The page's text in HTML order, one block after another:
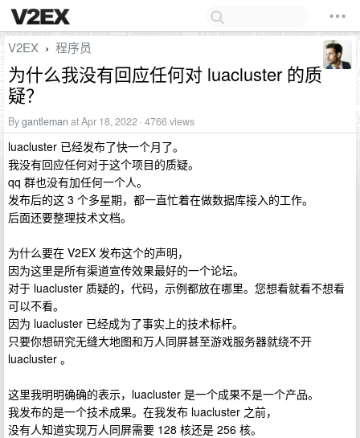
V2EX › 程序员
为什么我没有回应任何对 luacluster 的质
疑？
Bygantleman at Apr 18, 2022 · 4766 views
luacluster 已经发布了快一个月了。
我没有回应任何对于这个项目的质疑。
qq 群也没有加任何一个人。
发布后的这 3 个多星期，都一直忙着在做数据库接入的工作。
后面还要整理技术文档。
为什么要在 V2EX 发布这个的声明，
因为这里是所有渠道宣传效果最好的一个论坛。
对于 luacluster 质疑的，代码，示例都放在哪里。您想看就看不想看
可以不看。
因为 luacluster 已经成为了事实上的技术标杆。
只要你想研究无缝大地图和万人同屏甚至游戏服务器就绕不开
luacluster 。
这里我明明确确的表示，luacluster 是一个成果不是一个产品。
我发布的是一个技术成果。在我发布 luacluster 之前，
没有人知道实现万人同屏需要 128 核还是 256 核。